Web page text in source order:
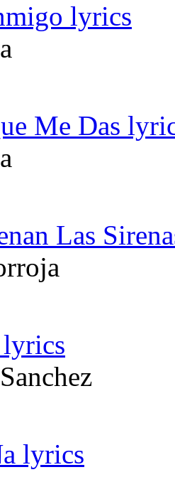
lyrics
Me Das
Las
lyrics
lyrics